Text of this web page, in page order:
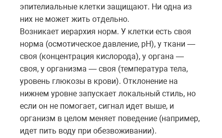
эпителиальные клетки защищают. Ни одна из
них не может жить отдельно.
Возникает иерархия норм. У клетки есть своя
норма (осмотическое давление, pH), у ткани —
своя (концентрация кислорода), у органа —
своя, у организма — своя (температура тела,
уровень глюкозы в крови). Отклонение на
нижнем уровне запускает локальный стиль, но
если он не помогает, сигнал идет выше, и
организм в целом меняет поведение (например,
идет пить воду при обезвоживании).